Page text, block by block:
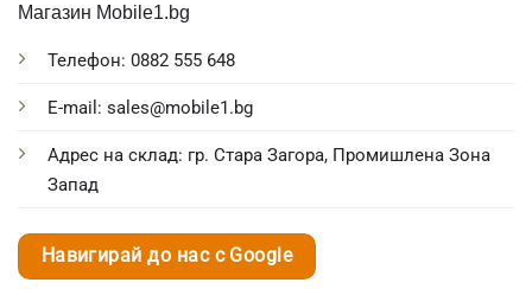
Магазин Mobile1.bg
Телефон: 0882 555 648
E-mail: sales@mobile1.bg
Адрес на склад: гр. Стара Загора, Промишлена Зона
Запад
Навигирай до нас с Google